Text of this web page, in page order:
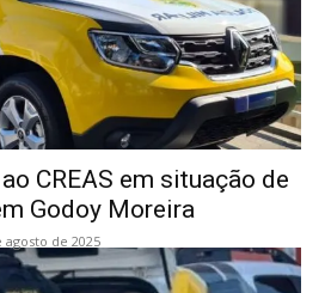
CREAS em situação de
Godoy Moreira
agosto de 2025